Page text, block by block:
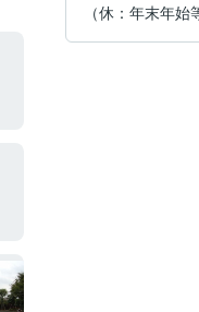
（休：年末年始